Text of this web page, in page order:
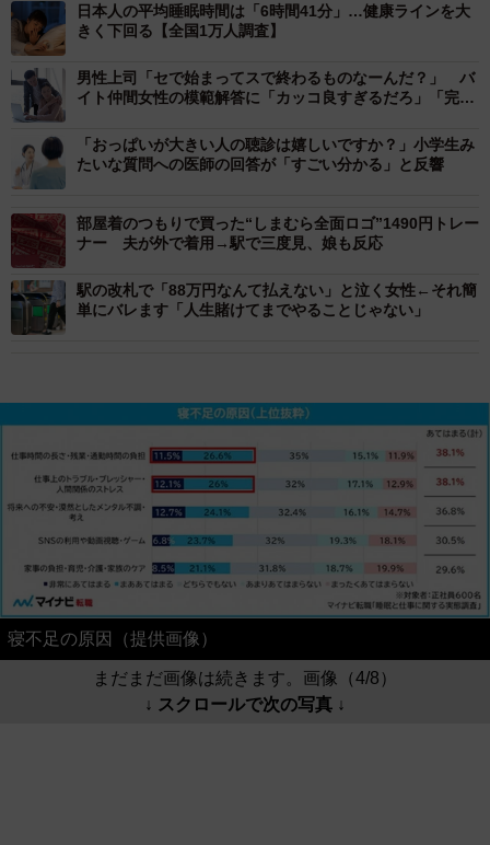
日本人の平均睡眠時間は「6時間41分」…健康ラインを大
きく下回る【全国1万人調査】
男性上司「セで始まってスで終わるものなーんだ？」 バ
イト仲間女性の模範解答に「カッコ良すぎるだろ」「完璧
「おっぱいが大きい人の聴診は嬉しいですか？」小学生み
たいな質問への医師の回答が「すごい分かる」と反響
部屋着のつもりで買った“しまむら全面ロゴ”1490円トレー
ナー 夫が外で着用→駅で三度見、娘も反応
駅の改札で「88万円なんて払えない」と泣く女性←それ簡
単にバレます「人生賭けてまでやることじゃない」
寝不足の原因（提供画像）
まだまだ画像は続きます。画像（4/8）
↓ スクロールで次の写真 ↓